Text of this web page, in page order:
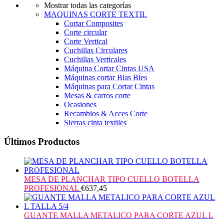
Mostrar todas las categorías
MAQUINAS CORTE TEXTIL
Cortar Composites
Corte circular
Corte Vertical
Cuchillas Circulares
Cuchillas Verticales
Máquina Cortar Cintas USA
Máquinas cortar Bias Bies
Máquinas para Cortar Cintas
Mesas & carros corte
Ocasiones
Recambios & Acces Corte
Sierras cinta textiles
Últimos Productos
MESA DE PLANCHAR TIPO CUELLO BOTELLA
PROFESIONAL €637,45
GUANTE MALLA METALICO PARA CORTE AZUL L